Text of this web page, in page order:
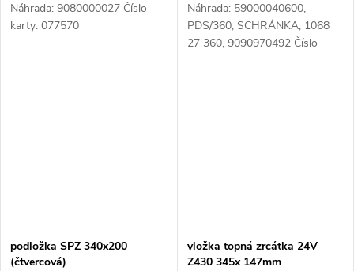
Náhrada: 9080000027 Číslo
karty: 077570
Náhrada: 59000040600,
PDS/360, SCHRÁNKA, 1068
27 360, 9090970492 Číslo
karty: 072984
podložka SPZ 340x200
(čtvercová)
vložka topná zrcátka 24V
Z430 345x 147mm